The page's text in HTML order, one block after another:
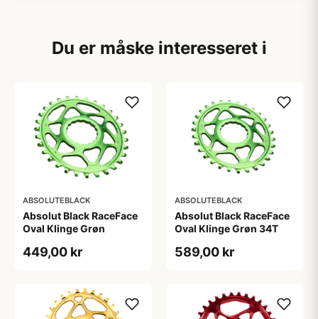
Du er måske interesseret i
ABSOLUTEBLACK
Absolut Black RaceFace
Oval Klinge Grøn
449,00 kr
ABSOLUTEBLACK
Absolut Black RaceFace
Oval Klinge Grøn 34T
589,00 kr